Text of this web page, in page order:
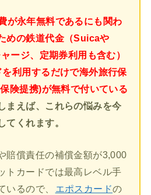
が永年無料であるにも関わ
めの鉄道代金（Suicaや
ージ、定期券利用も含む）
利用するだけで海外旅行保
険提携)が無料で付いている
まえば、これらの悩みを今
てくれます。
賠償責任の補償金額が3,000
トカードでは最高レベル手
いるので、
エポスカードの